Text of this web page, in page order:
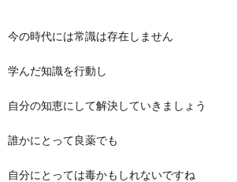
今の時代には常識は存在しません
学んだ知識を行動し
自分の知恵にして解決していきましょう
誰かにとって良薬でも
自分にとっては毒かもしれないですね